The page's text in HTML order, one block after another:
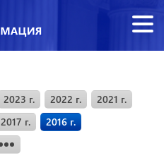
2023 г. 2022 г.
2021 г.
2017 г.
2016 г.